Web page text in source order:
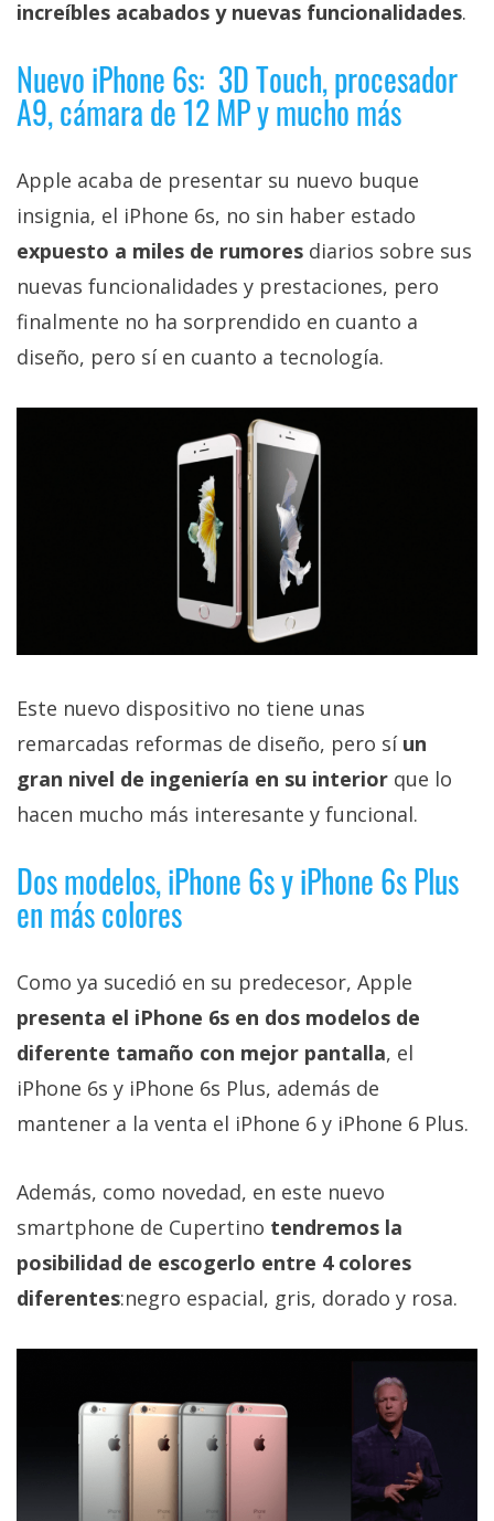
/
nosotros
/
Publicidad
/
Cambiar
opciones
de
privacidad
Aviso
Legal
videojuegos,
tutoriales.
El Grupo
Informático
2026.Algunos
reservados
increíbles acabados y nuevas funcionalidades.
Nuevo iPhone 6s: 3D Touch, procesador
A9, cámara de 12 MP y mucho más
Apple acaba de presentar su nuevo buque
insignia, el iPhone 6s, no sin haber estado
expuesto a miles de rumores diarios sobre sus
nuevas funcionalidades y prestaciones, pero
finalmente no ha sorprendido en cuanto a
diseño, pero sí en cuanto a tecnología.
Este nuevo dispositivo no tiene unas
remarcadas reformas de diseño, pero sí un
gran nivel de ingeniería en su interior que lo
hacen mucho más interesante y funcional.
Dos modelos, iPhone 6s y iPhone 6s Plus
en más colores
Como ya sucedió en su predecesor, Apple
presenta el iPhone 6s en dos modelos de
diferente tamaño con mejor pantalla, el
iPhone 6s y iPhone 6s Plus, además de
mantener a la venta el iPhone 6 y iPhone 6 Plus.
Además, como novedad, en este nuevo
smartphone de Cupertino tendremos la
posibilidad de escogerlo entre 4 colores
diferentes:negro espacial, gris, dorado y rosa.